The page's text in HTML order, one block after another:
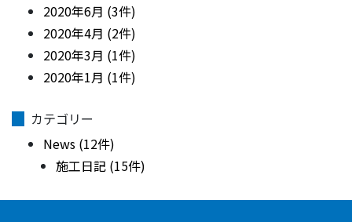
2020年6月 (3件)
2020年4月 (2件)
2020年3月 (1件)
2020年1月 (1件)
カテゴリー
News (12件)
施工日記 (15件)